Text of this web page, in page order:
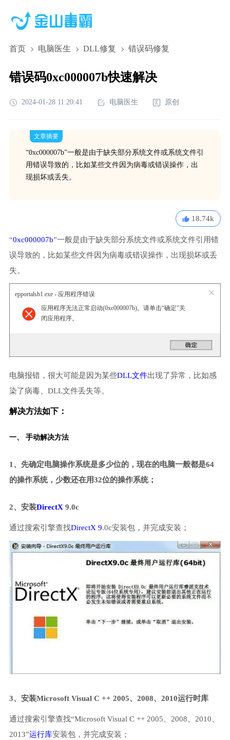
首页 电脑医生 DLL修复 错误码修复
错误码0xc000007b快速解决
2024-01-28 11:20:41 电脑医生 原创
文章摘要
“0xc000007b”一般是由于缺失部分系统文件或系统文件引
用错误导致的，比如某些文件因为病毒或错误操作，出
现损坏或丢失。
18.74k
“0xc000007b”一般是由于缺失部分系统文件或系统文件引用错
误导致的，比如某些文件因为病毒或错误操作，出现损坏或丢
失。
epportalsb1.exe - 应用程序错误
应用程序无法正常启动(0xc000007b)。请单击“确定”关
闭应用程序。
电脑报错，很大可能是因为某些DLL文件出现了异常，比如感
染了病毒、DLL文件丢失等。
解决方法如下：
一、 手动解决方法
1、先确定电脑操作系统是多少位的，现在的电脑一般都是64
的操作系统，少数还在用32位的操作系统；
2、安装DirectX 9.0c
通过搜索引擎查找DirectX 9.0c安装包，并完成安装；
3、安装Microsoft Visual C ++ 2005、2008、2010运行时库
通过搜索引擎查找“Microsoft Visual C ++ 2005、2008、2010、
2013”运行库安装包，并完成安装；